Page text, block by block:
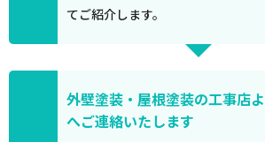
てご紹介します。
外壁塗装・屋根塗装の工事店
へご連絡いたします